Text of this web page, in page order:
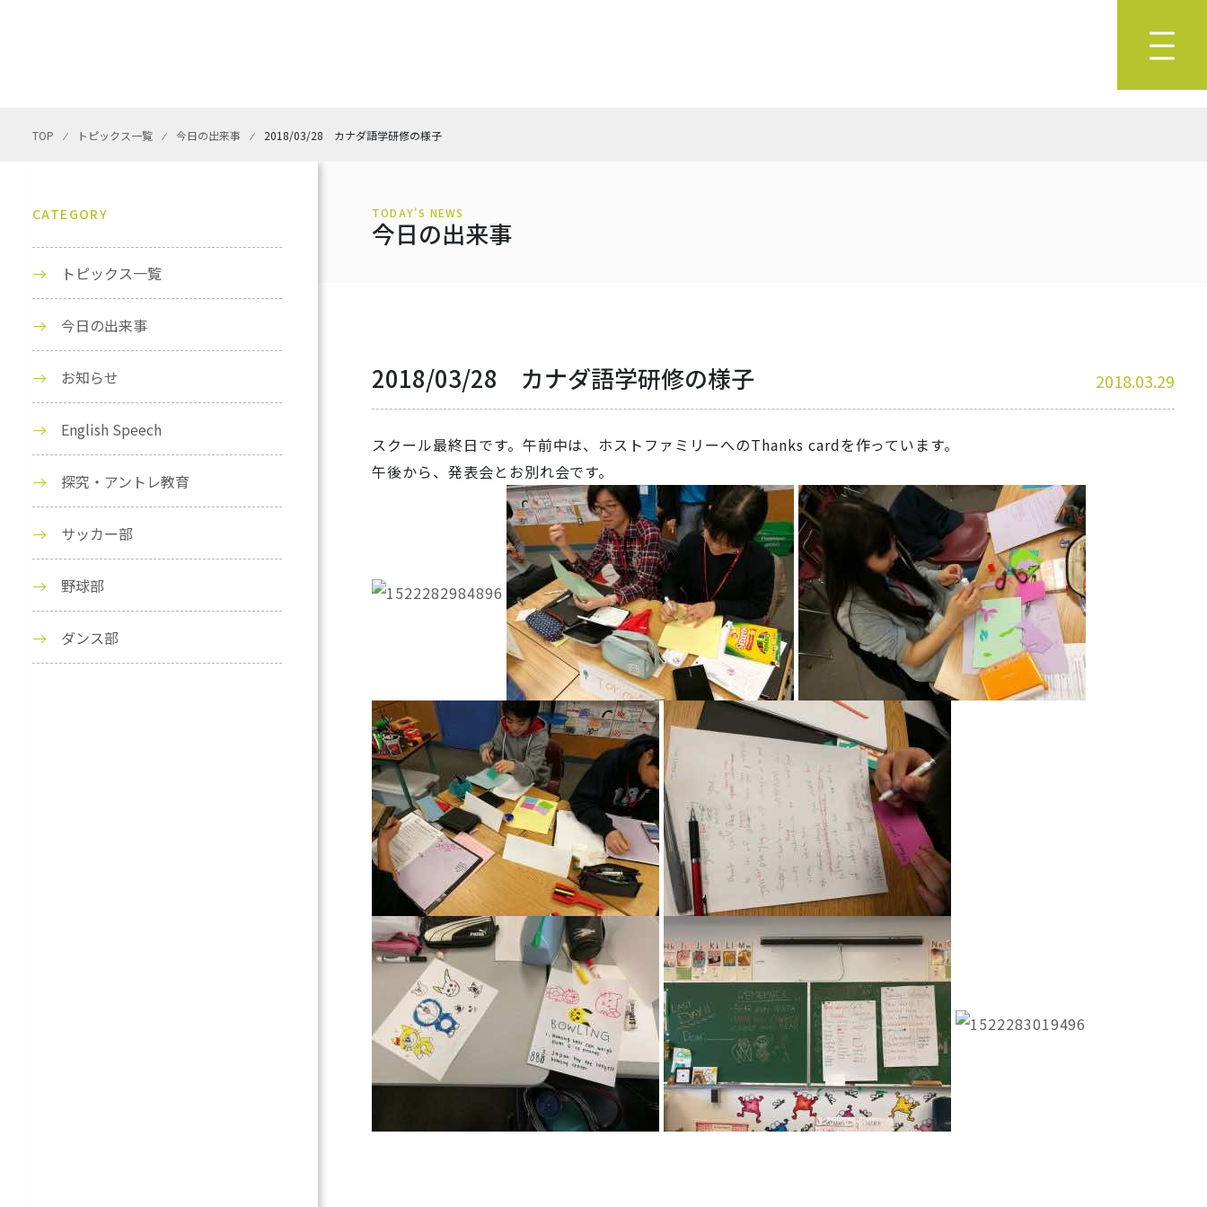
TOP ⁄ トピックス一覧 ⁄ 今日の出来事 ⁄ 2018/03/28 カナダ語学研修の様子
TODAY'S NEWS
今日の出来事
2018/03/28 カナダ語学研修の様子 2018.03.29
スクール最終日です。午前中は、ホストファミリーへのThanks cardを作っています。
午後から、発表会とお別れ会です。
CATEGORY
トピックス一覧
今日の出来事
お知らせ
English Speech
探究・アントレ教育
サッカー部
野球部
ダンス部